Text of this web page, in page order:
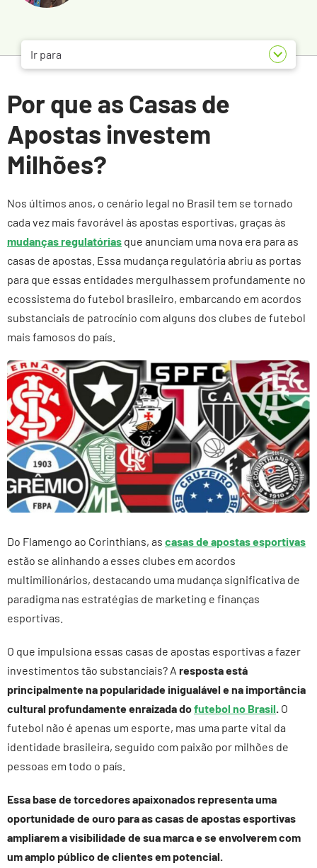
Ir para
Por que as Casas de
Apostas investem
Milhões?
Nos últimos anos, o cenário legal no Brasil tem se tornado
cada vez mais favorável às apostas esportivas, graças às
mudanças regulatórias que anunciam uma nova era para as
casas de apostas. Essa mudança regulatória abriu as portas
para que essas entidades mergulhassem profundamente no
ecossistema do futebol brasileiro, embarcando em acordos
substanciais de patrocínio com alguns dos clubes de futebol
mais famosos do país.
Do Flamengo ao Corinthians, as casas de apostas esportivas
estão se alinhando a esses clubes em acordos
multimilionários, destacando uma mudança significativa de
paradigma nas estratégias de marketing e finanças
esportivas.
O que impulsiona essas casas de apostas esportivas a fazer
investimentos tão substanciais? A resposta está
principalmente na popularidade inigualável e na importância
cultural profundamente enraizada dofutebol no Brasil. O
futebol não é apenas um esporte, mas uma parte vital da
identidade brasileira, seguido com paixão por milhões de
pessoas em todo o país.
Essa base de torcedores apaixonados representa uma
oportunidade de ouro para as casas de apostas esportivas
ampliarem a visibilidade de sua marca e se envolverem com
um amplo público de clientes em potencial.